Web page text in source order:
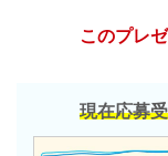
このプレ
現在応募